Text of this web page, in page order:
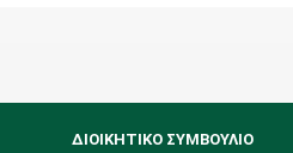
ΔΙΟΙΚΗΤΙΚΟ ΣΥΜΒΟΥΛΙΟ